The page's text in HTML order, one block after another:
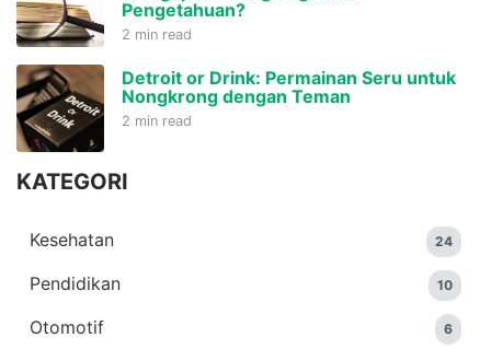
Pengetahuan?
2 min read
Detroit or Drink: Permainan Seru untuk
Nongkrong dengan Teman
2 min read
KATEGORI
Kesehatan 24
Pendidikan 10
Otomotif 6